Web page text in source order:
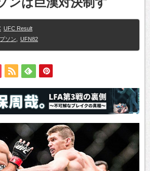
UFC Result
ソン
UFN82